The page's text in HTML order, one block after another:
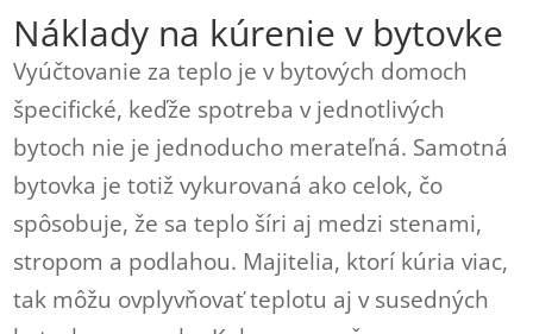
Náklady na kúrenie v bytovke
Vyúčtovanie za teplo je v bytových domoch
špecifické, keďže spotreba v jednotlivých
bytoch nie je jednoducho merateľná. Samotná
bytovka je totiž vykurovaná ako celok, čo
spôsobuje, že sa teplo šíri aj medzi stenami,
stropom a podlahou. Majitelia, ktorí kúria viac,
tak môžu ovplyvňovať teplotu aj v susedných